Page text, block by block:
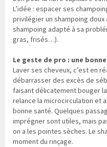
L’idée : espacer ses
privilégier un shampoing doux
shampoing adapté à sa
gras, frisés…).
Le geste de pro : une
Laver ses cheveux, c’est en
débarrasser des excès de
faisant délicatement bouger
relance la microcirculation et
bonne santé. Quelques
imprégner sont utiles, mais
on a les pointes sèches. Le
moment du rinçage.